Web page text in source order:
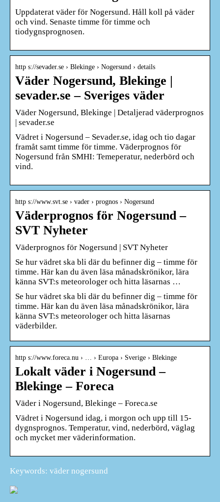
Uppdaterat väder för Nogersund. Håll koll på väder
och vind. Senaste timme för timme och
tiodygnsprognosen.
http s://sevader.se › Blekinge › Nogersund › details
Väder Nogersund, Blekinge |
sevader.se – Sveriges väder
Väder Nogersund, Blekinge | Detaljerad väderprognos
| sevader.se
Vädret i Nogersund – Sevader.se, idag och tio dagar
framåt samt timme för timme. Väderprognos för
Nogersund från SMHI: Temeperatur, nederbörd och
vind.
http s://www.svt.se › vader › prognos › Nogersund
Väderprognos för Nogersund –
SVT Nyheter
Väderprognos för Nogersund | SVT Nyheter
Se hur vädret ska bli där du befinner dig – timme för
timme. Här kan du även läsa månadskrönikor, lära
känna SVT:s meteorologer och hitta läsarnas …
Se hur vädret ska bli där du befinner dig – timme för
timme. Här kan du även läsa månadskrönikor, lära
känna SVT:s meteorologer och hitta läsarnas
väderbilder.
http s://www.foreca.nu › … › Europa › Sverige › Blekinge
Lokalt väder i Nogersund –
Blekinge – Foreca
Väder i Nogersund, Blekinge – Foreca.se
Vädret i Nogersund idag, i morgon och upp till 15-
dygnsprognos. Temperatur, vind, nederbörd, väglag
och mycket mer väderinformation.
Keywords: väder nogersund